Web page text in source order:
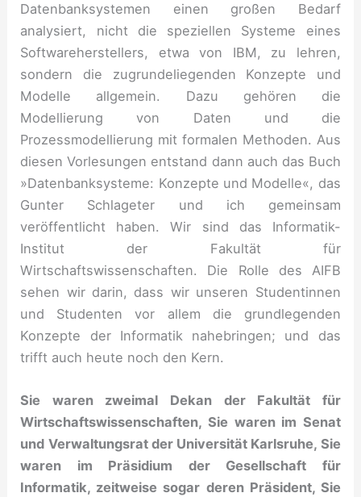
Datenbanksystemen einen großen Bedarf
analysiert, nicht die speziellen Systeme eines
Softwareherstellers, etwa von IBM, zu lehren,
sondern die zugrundeliegenden Konzepte und
Modelle allgemein. Dazu gehören die
Modellierung von Daten und die
Prozessmodellierung mit formalen Methoden. Aus
diesen Vorlesungen entstand dann auch das Buch
»Datenbanksysteme: Konzepte und Modelle«, das
Gunter Schlageter und ich gemeinsam
veröffentlicht haben. Wir sind das Informatik-
Institut der Fakultät für
Wirtschaftswissenschaften. Die Rolle des AIFB
sehen wir darin, dass wir unseren Studentinnen
und Studenten vor allem die grundlegenden
Konzepte der Informatik nahebringen; und das
trifft auch heute noch den Kern.
Sie waren zweimal Dekan der Fakultät für
Wirtschaftswissenschaften, Sie waren im Senat
und Verwaltungsrat der Universität Karlsruhe, Sie
waren im Präsidium der Gesellschaft für
Informatik, zeitweise sogar deren Präsident, Sie